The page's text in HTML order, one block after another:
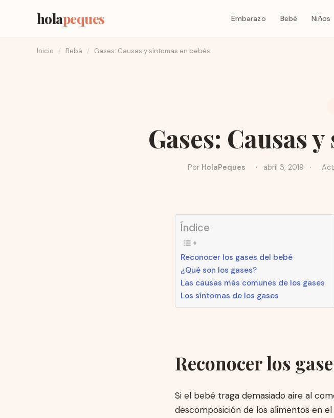
holapeques Embarazo Bebé Niños
Inicio / Bebé / Gases: Causas y síntomas en bebés
Gases: Causas
Por HolaPeques · abril 3, 2019 ·
Índice
Reconocer los gases del bebé
¿Qué son los gases?
Las causas más comunes de los gases
Los síntomas de los gases
Reconocer los
Si el bebé traga demasiado aire al
descomposición de los alimentos en